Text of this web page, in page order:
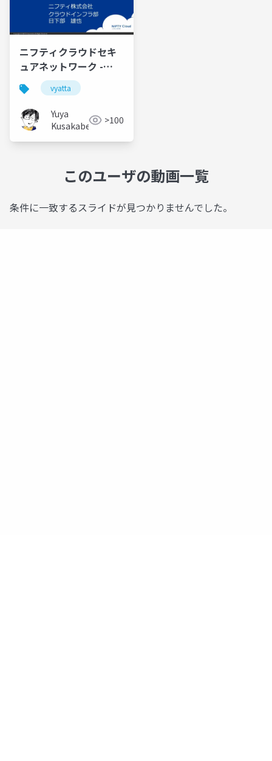
ニフティクラウドセキ
ュアネットワーク -
VYATTA USERS
MEETING Spring 2013
vyatta
Yuya
Kusakabe
>100
このユーザの動画一覧
条件に一致するスライドが見つかりませんでした。